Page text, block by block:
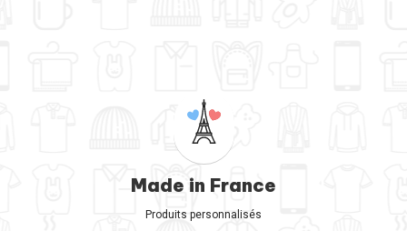
Made in France
Produits personnalisés